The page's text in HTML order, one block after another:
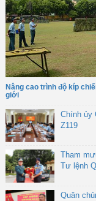
Nâng cao trình độ kíp
giới
Chính ủy
Z119
Tham
Tư lệnh
Quân